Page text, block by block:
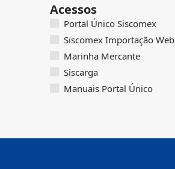
Acessos
Portal Único Siscomex
Siscomex Importação Web
Marinha Mercante
Siscarga
Manuais Portal Único